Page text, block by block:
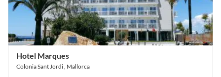
Hotel Marques
Colonia Sant Jordi , Mallorca